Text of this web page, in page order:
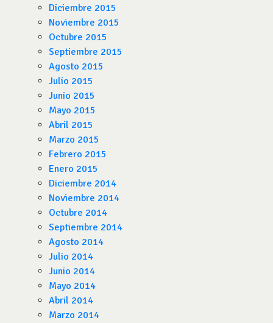
Diciembre 2015
Noviembre 2015
Octubre 2015
Septiembre 2015
Agosto 2015
Julio 2015
Junio 2015
Mayo 2015
Abril 2015
Marzo 2015
Febrero 2015
Enero 2015
Diciembre 2014
Noviembre 2014
Octubre 2014
Septiembre 2014
Agosto 2014
Julio 2014
Junio 2014
Mayo 2014
Abril 2014
Marzo 2014